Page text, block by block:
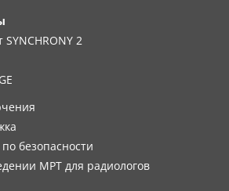
2
безопасности
МРТ для радиологов